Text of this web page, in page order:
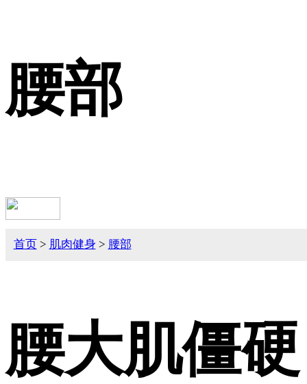
腰部
首页 > 肌肉健身 > 腰部
腰大肌僵硬